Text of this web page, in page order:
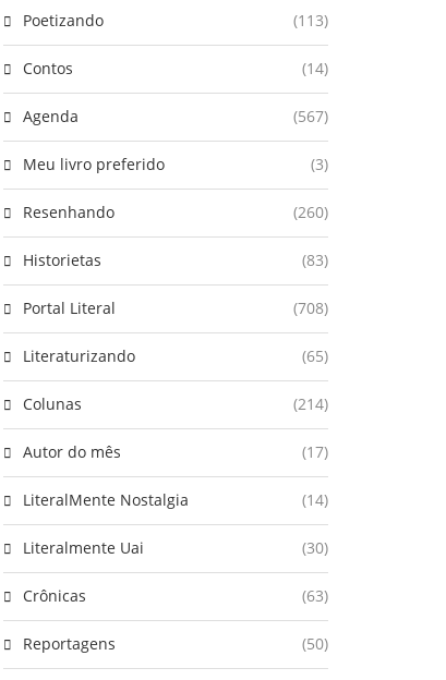
Poetizando (113)
Contos (14)
Agenda (567)
Meu livro preferido (3)
Resenhando (260)
Historietas (83)
Portal Literal (708)
Literaturizando (65)
Colunas (214)
Autor do mês (17)
LiteralMente Nostalgia (14)
Literalmente Uai (30)
Crônicas (63)
Reportagens (50)